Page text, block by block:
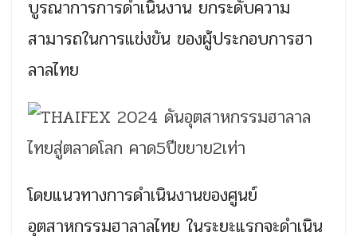
บูรณาการการดำเนินงาน ยกระดับความ
สามารถในการแข่งขัน ของผู้ประกอบการฮา
ลาลไทย
โดยแนวทางการดำเนินงานของศูนย์
อุตสาหกรรมฮาลาลไทย ในระยะแรกจะดำเนิน